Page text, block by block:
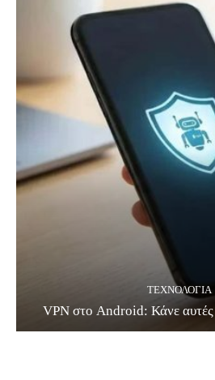
ΤΕΧΝΟΛΟΓΊΑ
VPN στο Android: Κάνε αυτές